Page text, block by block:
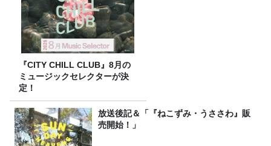
『CITY CHILL CLUB』8月の
ミュージックセレクターが決
定！
放送後記＆「『ねこずみ・うささわ』販
売開始！」